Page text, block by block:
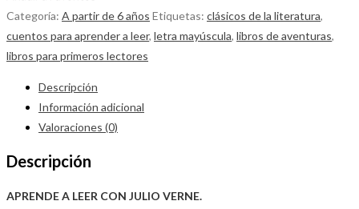
Categoría: A partir de 6 años Etiquetas: clásicos de la literatura,
cuentos para aprender a leer, letra mayúscula, libros de aventuras,
libros para primeros lectores
Descripción
Información adicional
Valoraciones (0)
Descripción
APRENDE A LEER CON JULIO VERNE.